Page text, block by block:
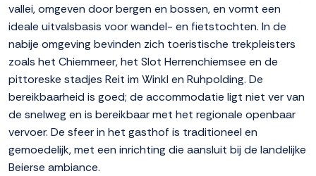
vallei, omgeven door bergen en bossen, en vormt een
ideale uitvalsbasis voor wandel- en fietstochten. In de
nabije omgeving bevinden zich toeristische trekpleisters
zoals het Chiemmeer, het Slot Herrenchiemsee en de
pittoreske stadjes Reit im Winkl en Ruhpolding. De
bereikbaarheid is goed; de accommodatie ligt niet ver van
de snelweg en is bereikbaar met het regionale openbaar
vervoer. De sfeer in het gasthof is traditioneel en
gemoedelijk, met een inrichting die aansluit bij de landelijke
Beierse ambiance.